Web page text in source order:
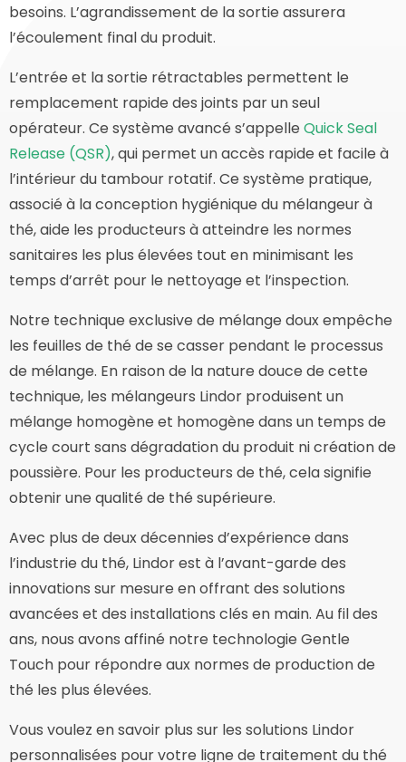
besoins. L’agrandissement de la sortie assurera
l’écoulement final du produit.
L’entrée et la sortie rétractables permettent le
remplacement rapide des joints par un seul
opérateur. Ce système avancé s’appelle Quick Seal
Release (QSR), qui permet un accès rapide et facile à
l’intérieur du tambour rotatif. Ce système pratique,
associé à la conception hygiénique du mélangeur à
thé, aide les producteurs à atteindre les normes
sanitaires les plus élevées tout en minimisant les
temps d’arrêt pour le nettoyage et l’inspection.
Notre technique exclusive de mélange doux empêche
les feuilles de thé de se casser pendant le processus
de mélange. En raison de la nature douce de cette
technique, les mélangeurs Lindor produisent un
mélange homogène et homogène dans un temps de
cycle court sans dégradation du produit ni création de
poussière. Pour les producteurs de thé, cela signifie
obtenir une qualité de thé supérieure.
Avec plus de deux décennies d’expérience dans
l’industrie du thé, Lindor est à l’avant-garde des
innovations sur mesure en offrant des solutions
avancées et des installations clés en main. Au fil des
ans, nous avons affiné notre technologie Gentle
Touch pour répondre aux normes de production de
thé les plus élevées.
Vous voulez en savoir plus sur les solutions Lindor
personnalisées pour votre ligne de traitement du thé